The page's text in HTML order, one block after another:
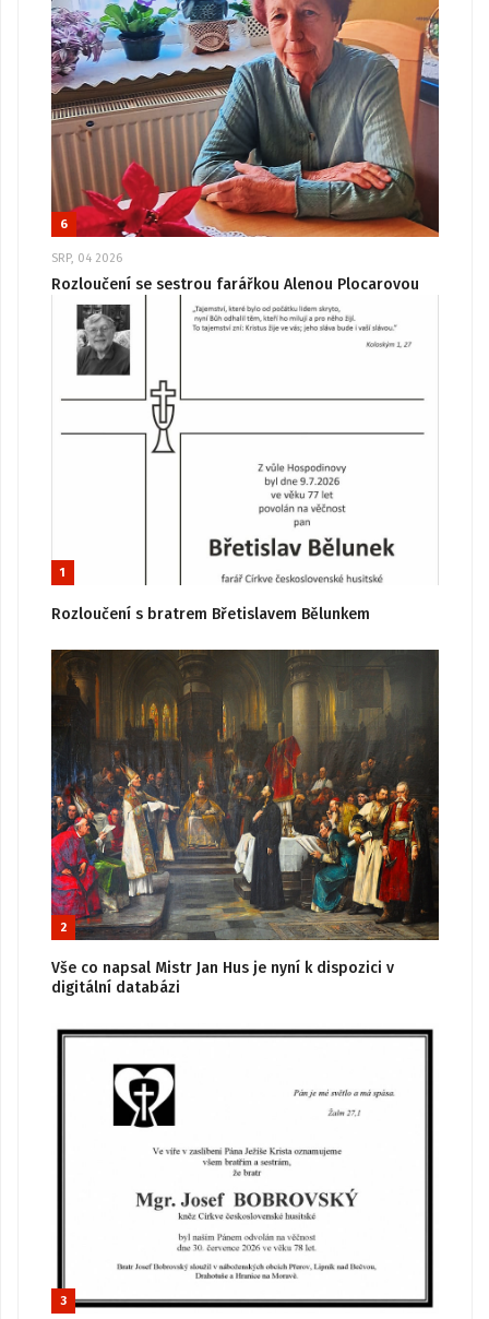
6
SRP, 04 2026
Rozloučení se sestrou farářkou Alenou Plocarovou
1
Rozloučení s bratrem Břetislavem Bělunkem
2
Vše co napsal Mistr Jan Hus je nyní k dispozici v
digitální databázi
3